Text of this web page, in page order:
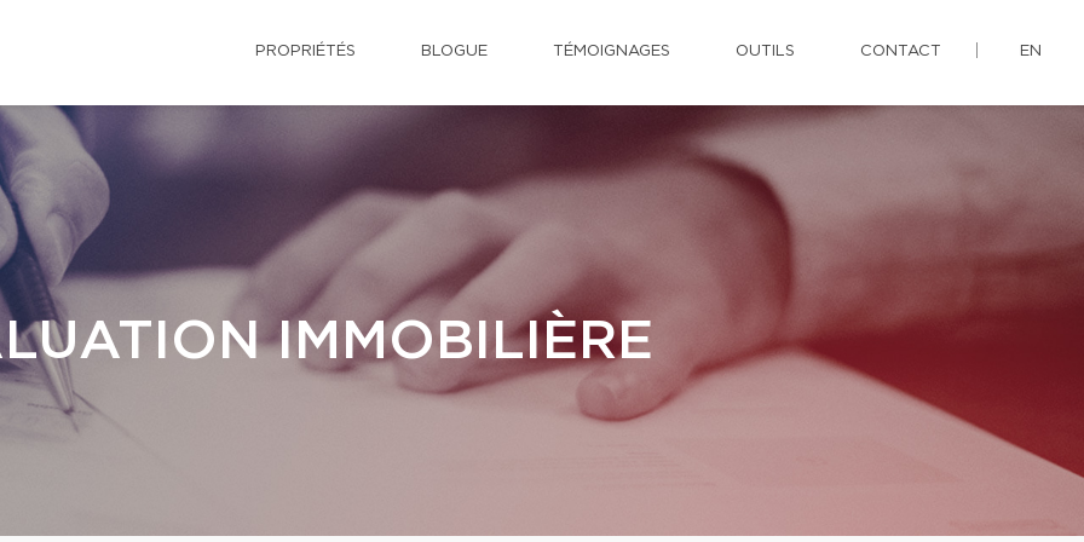
PROPRIÉTÉS BLOGUE TÉMOIGNAGES OUTILS CONTACT EN
IMMOBILIÈRE